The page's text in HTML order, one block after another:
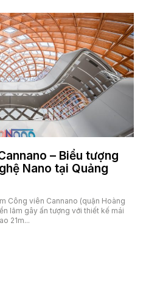
– Biểu tượng
Nano tại Quảng
Công viên Cannano (quận Hoàng
lãm gây ấn tượng với thiết kế mái
21m...